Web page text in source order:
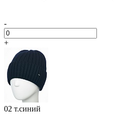
-
+
02 т.синий